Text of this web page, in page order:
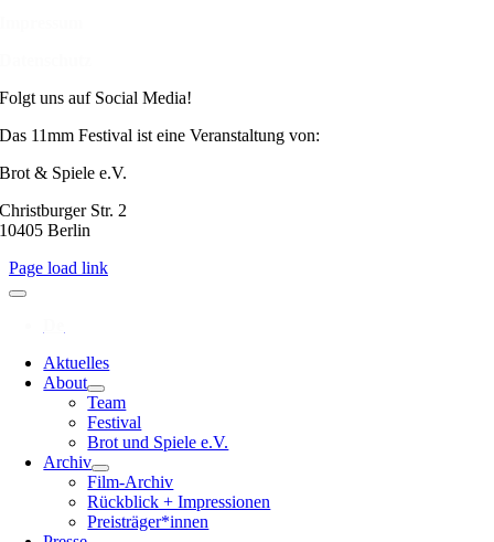
Folgt uns auf Social Media!
Das 11mm Festival ist eine Veranstaltung von:
Brot & Spiele e.V.
Christburger Str. 2
10405 Berlin
Page load link
Aktuelles
About
Team
Festival
Brot und Spiele e.V.
Archiv
Film-Archiv
Rückblick + Impressionen
Preisträger*innen